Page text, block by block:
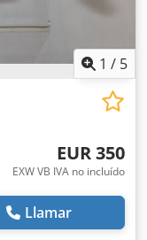
1 / 5
EUR 350
EXW VB IVA no incluído
Llamar